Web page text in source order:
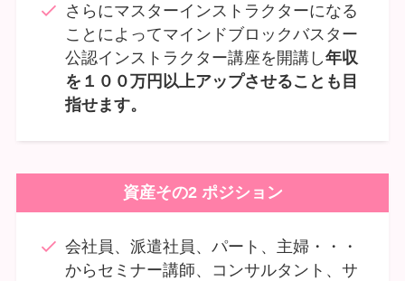
さらにマスターインストラクターになる
ことによってマインドブロックバスター
公認インストラクター講座を開講し年収
を１００万円以上アップさせることも目
指せます。
資産その2 ポジション
会社員、派遣社員、パート、主婦・・・
からセミナー講師、コンサルタント、サ